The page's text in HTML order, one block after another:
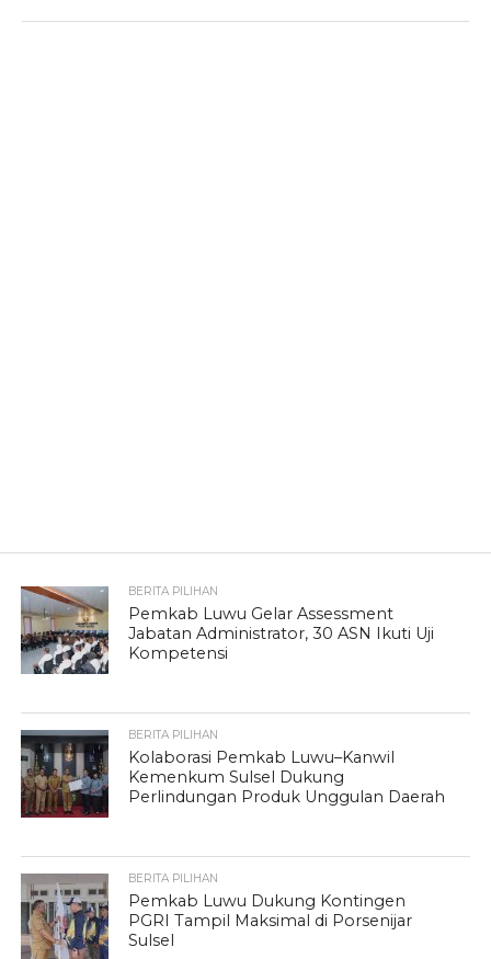
BERITA PILIHAN
Pemkab Luwu Gelar Assessment
Jabatan Administrator, 30 ASN Ikuti Uji
Kompetensi
BERITA PILIHAN
Kolaborasi Pemkab Luwu–Kanwil
Kemenkum Sulsel Dukung
Perlindungan Produk Unggulan Daerah
BERITA PILIHAN
Pemkab Luwu Dukung Kontingen
PGRI Tampil Maksimal di Porsenijar
Sulsel